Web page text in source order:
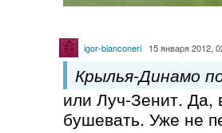
igor-bianconeri 15 января 2012,
Крылья-Динамо
или Луч-Зенит. Да,
бушевать. Уже не